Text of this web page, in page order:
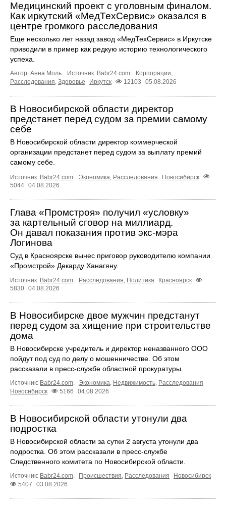
Медицинский проект с уголовным финалом.
Как иркутский «МедТехСервис» оказался в
центре громкого расследования
Еще несколько лет назад завод «МедТехСервис» в Иркутске
приводили в пример как редкую историю технологического
успеха.
Автор: Анна Моль. Источник: Babr24.com. Корпорации,
Расследования, Здоровье Иркутск 12103 05.08.2026
В Новосибирской области директор
предстанет перед судом за премии самому
себе
В Новосибирской области директор коммерческой
организации предстанет перед судом за выплату премий
самому себе.
Источник: Babr24.com Экономика Расследования
Новосибирск
5044 04.08.2026
Глава «Промстроя» получил «условку»
за картельный сговор на миллиард.
Он давал показания против экс-мэра
Логинова
Суд в Красноярске вынес приговор руководителю компании
«Промстрой» Декарду Ханагяну.
Источник: Babr24.com Расследования Политика
Красноярск
5830 04.08.2026
В Новосибирске двое мужчин предстанут
перед судом за хищение при строительстве
дома
В Новосибирске учредитель и директор неназванного ООО
пойдут под суд по делу о мошенничестве. Об этом
рассказали в пресс-службе областной прокуратуры.
Источник: Babr24.com Экономика Недвижимость Расследования
Новосибирск
5166 04.08.2026
В Новосибирской области утонули два
подростка
В Новосибирской области за сутки 2 августа утонули два
подростка. Об этом рассказали в пресс-службе
Следственного комитета по Новосибирской области.
Источник: Babr24.com Происшествия Расследования
Новосибирск
5407
03.08.2026